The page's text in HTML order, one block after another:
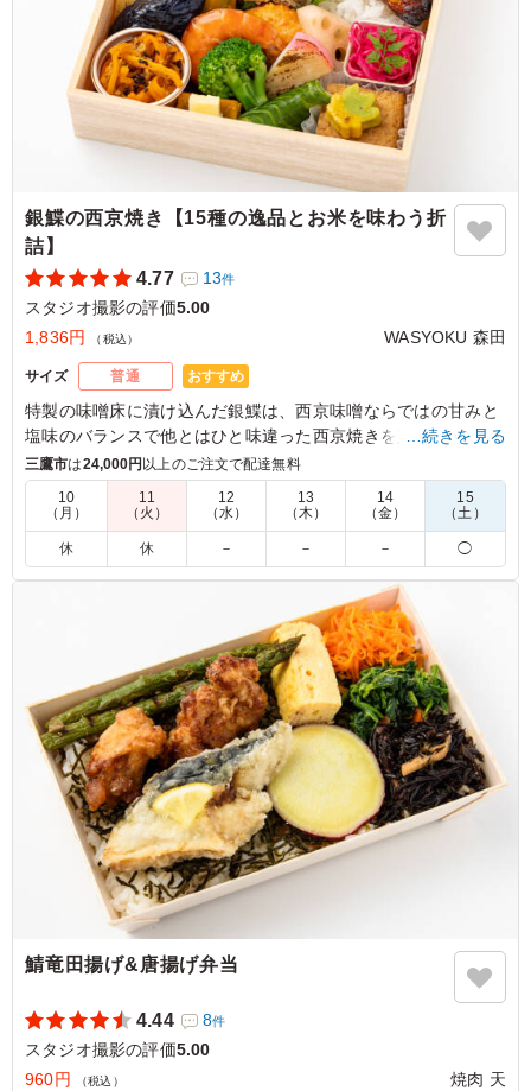
東京都渋谷区神山町2026/07/09
銀鰈の西京焼き【15種の逸品とお米を味わう折
詰】
4.77
13件
スタジオ撮影の評価5.00
1,836円
（税込） WASYOKU 森田
サイズ 普通 おすすめ
特製の味噌床に漬け込んだ銀鰈は、⻄京味噌ならではの⽢みと
塩味のバランスで他とはひと味違った⻄京焼きを楽しんでいた
だけます。WASYOKU 森田でも一番人気のメインです。お米は
新潟県糸魚川産のコシヒカリ。口の中に入れるとジューシーさ
とお米の甘みが広がります。お米の美味しさを味わっていただ
けるお米です。15種の店主の腕が光る繊細で豊かな味わいの副
菜と共にお召し上がりください。会議やおもてなしにおすすめ
です。
魚のお弁当が銀鰈の西京焼きで、魚好きには嬉しい優しい
ですし、味付けも深みがあり、副菜もバランスよく入って
いて、ごはんも美味しいです。 他の種類もまた食べ比べ
てみたいです
ご利用シーン：ロケ・撮影›スタジオ撮影
東京都渋谷区神山町2026/07/09
…続きを見る
三鷹市は24,000円 以上のご注文で配達無料
10
（月）
11
（火）
12
（水）
13
（木）
14
（金）
15
（土）
休 休 － － － ◯
鯖竜田揚げ&唐揚げ弁当
4.44 8件
スタジオ撮影の評価5.00
960円
（税込） 焼肉 天